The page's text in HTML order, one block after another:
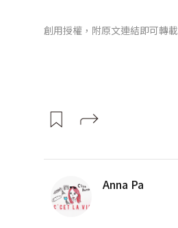
創用授權，附原文連結即可轉載
Anna Pa